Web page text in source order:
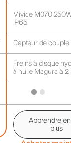
Mivice M070
IP65
Capteur de couple
Freins à disque
à huile Magura à 2
Apprendre
plus